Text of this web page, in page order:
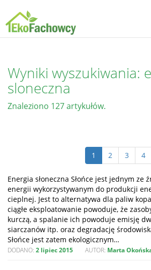
Wyniki wyszukiwania:
sloneczna
Znaleziono 127 artykułów.
1 2 3 4
Energia słoneczna Słońce jest jednym ze
energii wykorzystywanym do produkcji
cieplnej. Jest to alternatywa dla paliw
ciągłe eksploatowanie powoduje, że
kurczą, a spalanie ich powoduje emisję
siarczanów itp. oraz degradację
Słońce jest zatem ekologicznym…
DODANO: 2 lipiec 2015 AUTOR: Marta